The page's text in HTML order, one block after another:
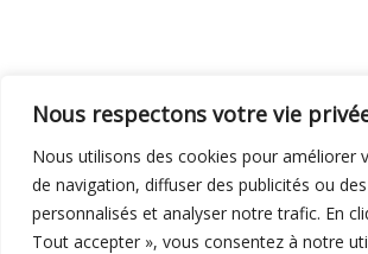
Nous respectons votre vie
Nous utilisons des cookies pour améliorer
de navigation, diffuser des publicités ou
personnalisés et analyser notre trafic. En
Tout accepter », vous consentez à notre
01 69 31 72 10 01 69 31 37 31